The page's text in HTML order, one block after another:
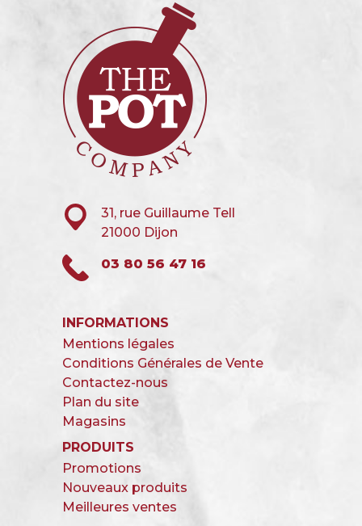
31, rue Guillaume Tell
21000 Dijon
03 80 56 47 16
INFORMATIONS
Mentions légales
Conditions Générales de Vente
Contactez-nous
Plan du site
Magasins
PRODUITS
Promotions
Nouveaux produits
Meilleures ventes